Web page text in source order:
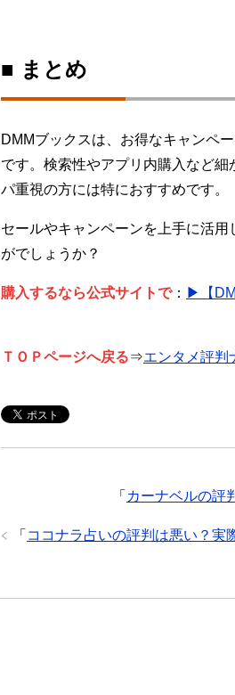
■ まとめ
DMMブックスは、お得なキャンペ
です。検索性やアプリ内購入など
パ重視の方には特におすすめです。
セールやキャンペーンを上手に活
がでしょうか？
購入するなら公式サイトで： ▶【
ＴＯＰページへ戻る⇒エンタメ評判
「 カーナベルの評
「 ココナラ占いの評判は悪い？実